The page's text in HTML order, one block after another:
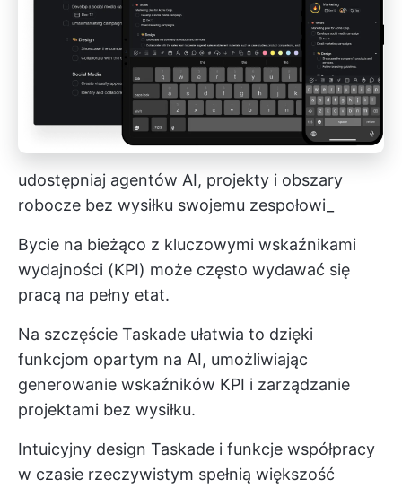
udostępniaj agentów AI, projekty i obszary
robocze bez wysiłku swojemu zespołowi_
Bycie na bieżąco z kluczowymi wskaźnikami
wydajności (KPI) może często wydawać się
pracą na pełny etat.
Na szczęście Taskade ułatwia to dzięki
funkcjom opartym na AI, umożliwiając
generowanie wskaźników KPI i zarządzanie
projektami bez wysiłku.
Intuicyjny design Taskade i funkcje współpracy
w czasie rzeczywistym spełnią większość